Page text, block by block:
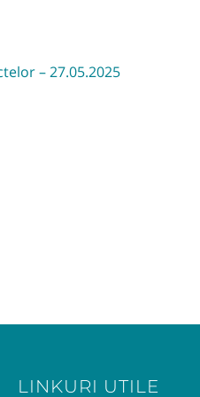
– 27.05.2025
LINKURI UTILE